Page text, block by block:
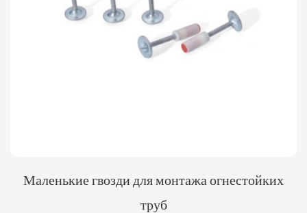
Маленькие гвозди для монтажа огнестойких
труб